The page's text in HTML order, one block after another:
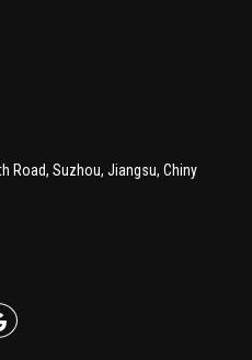
Road, Suzhou, Jiangsu, Chiny